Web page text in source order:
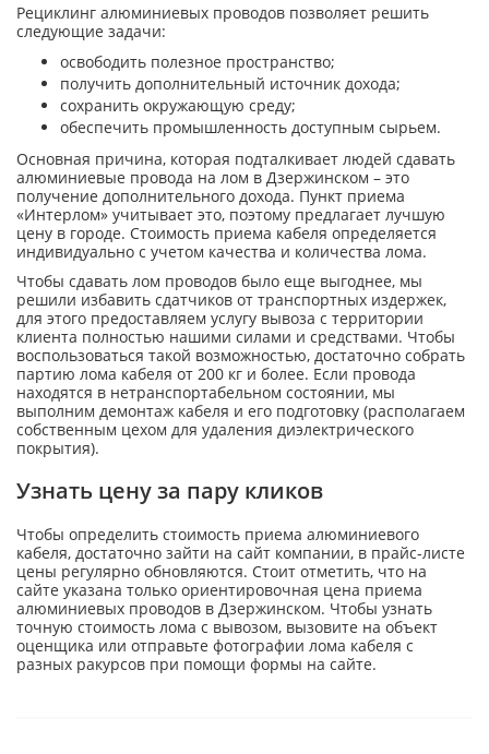
Рециклинг алюминиевых проводов позволяет решить
следующие задачи:
освободить полезное пространство;
получить дополнительный источник дохода;
сохранить окружающую среду;
обеспечить промышленность доступным сырьем.
Основная причина, которая подталкивает людей сдавать
алюминиевые провода на лом в Дзержинском – это
получение дополнительного дохода. Пункт приема
«Интерлом» учитывает это, поэтому предлагает лучшую
цену в городе. Стоимость приема кабеля определяется
индивидуально с учетом качества и количества лома.
Чтобы сдавать лом проводов было еще выгоднее, мы
решили избавить сдатчиков от транспортных издержек,
для этого предоставляем услугу вывоза с территории
клиента полностью нашими силами и средствами. Чтобы
воспользоваться такой возможностью, достаточно собрать
партию лома кабеля от 200 кг и более. Если провода
находятся в нетранспортабельном состоянии, мы
выполним демонтаж кабеля и его подготовку (располагаем
собственным цехом для удаления диэлектрического
покрытия).
Узнать цену за пару кликов
Чтобы определить стоимость приема алюминиевого
кабеля, достаточно зайти на сайт компании, в прайс-листе
цены регулярно обновляются. Стоит отметить, что на
сайте указана только ориентировочная цена приема
алюминиевых проводов в Дзержинском. Чтобы узнать
точную стоимость лома с вывозом, вызовите на объект
оценщика или отправьте фотографии лома кабеля с
разных ракурсов при помощи формы на сайте.